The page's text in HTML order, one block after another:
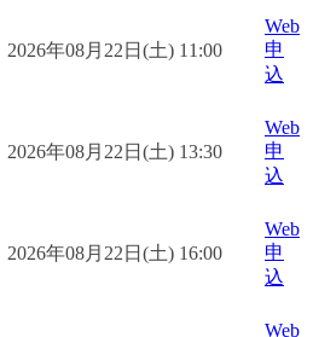
2026年08月22日(土) 11:00
Web
申
込
2026年08月22日(土) 13:30
Web
申
込
2026年08月22日(土) 16:00
Web
申
込
Web